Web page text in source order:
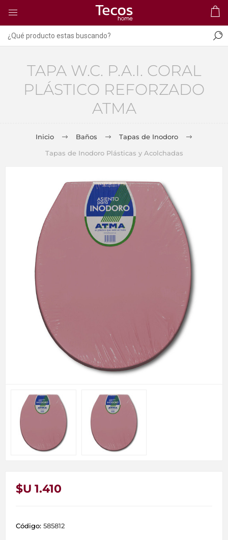
TAPA W.C. P.A.I. CORAL
PLÁSTICO REFORZADO
ATMA
Inicio Baños
Tapas de Inodoro
Tapas de Inodoro Plásticas y Acolchadas
$U 1.410
Código: 585812